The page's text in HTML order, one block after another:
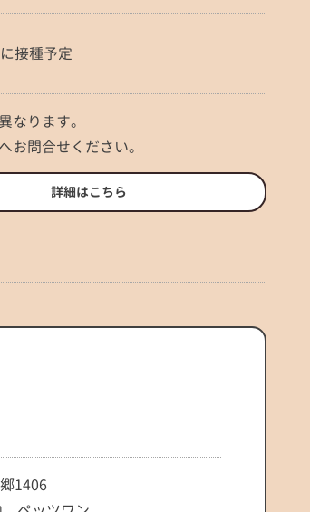
接種予定
なります。
お問合せください。
詳細はこちら
1406